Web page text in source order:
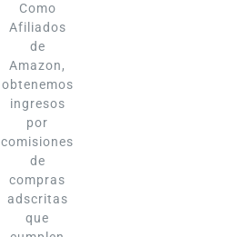
Como
Afiliados
de
Amazon,
obtenemos
ingresos
por
comisiones
de
compras
adscritas
que